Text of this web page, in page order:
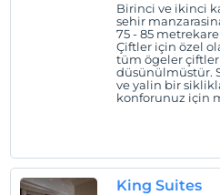
Birinci ve ikinci
sehir
75 - 85
Çiftler için özel
tüm ögeler
düsünülmüstür.
ve yalin bir
konforunuz için
yemek masasi,
makyaj masasi,
televizyonlu
King Suites